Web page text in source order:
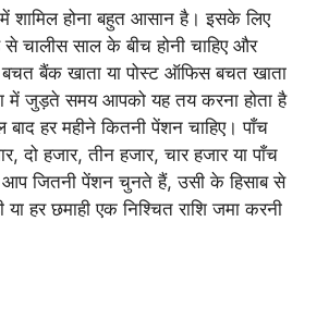
शामिल होना बहुत आसान है। इसके लिए
चालीस साल के बीच होनी चाहिए और
बैंक खाता या पोस्ट ऑफिस बचत खाता
में जुड़ते समय आपको यह तय करना होता है
हर महीने कितनी पेंशन चाहिए। पाँच
दो हजार, तीन हजार, चार हजार या पाँच
आप जितनी पेंशन चुनते हैं, उसी के हिसाब से
या हर छमाही एक निश्चित राशि जमा करनी